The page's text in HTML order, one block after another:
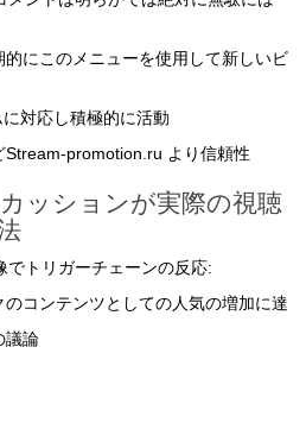
的にこのメニューを使用して新しいビ
対応し積極的に活動
Stream-promotion.ru より信頼性
ッションが実際の視聴
でトリガーチェーンの反応:
コンテンツとしての人気の増加に達
議論